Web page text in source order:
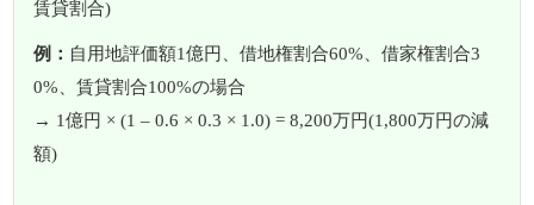
賃貸割合)
例： 自用地評価額1億円、借地権割合60%、借家権割合3
0%、賃貸割合100%の場合
→ 1億円 × (1 – 0.6 × 0.3 × 1.0) = 8,200万円(1,800万円の減
額)